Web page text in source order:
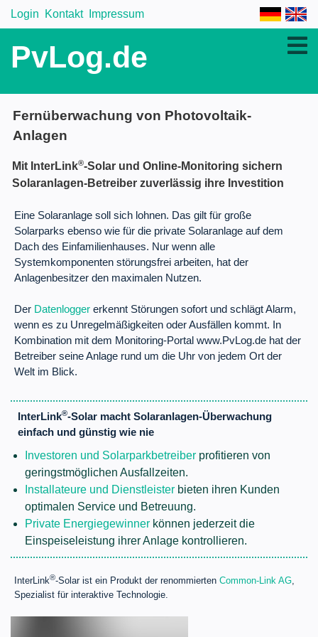
Login Kontakt Impressum
PvLog.de
Fernüberwachung von Photovoltaik-
Anlagen
Mit InterLink®-Solar und Online-Monitoring sichern
Solaranlagen-Betreiber zuverlässig ihre Investition
Eine Solaranlage soll sich lohnen. Das gilt für große
Solarparks ebenso wie für die private Solaranlage auf dem
Dach des Einfamilienhauses. Nur wenn alle
Systemkomponenten störungsfrei arbeiten, hat der
Anlagenbesitzer den maximalen Nutzen.
Der Datenlogger erkennt Störungen sofort und schlägt Alarm,
wenn es zu Unregelmäßigkeiten oder Ausfällen kommt. In
Kombination mit dem Monitoring-Portal www.PvLog.de hat der
Betreiber seine Anlage rund um die Uhr von jedem Ort der
Welt im Blick.
InterLink®-Solar macht Solaranlagen-Überwachung
einfach und günstig wie nie
Investoren und Solarparkbetreiber profitieren von
geringstmöglichen Ausfallzeiten.
Installateure und Dienstleister bieten ihren Kunden
optimalen Service und Betreuung.
Private Energiegewinner können jederzeit die
Einspeiseleistung ihrer Anlage kontrollieren.
InterLink®-Solar ist ein Produkt der renommierten Common-Link AG,
Spezialist für interaktive Technologie.